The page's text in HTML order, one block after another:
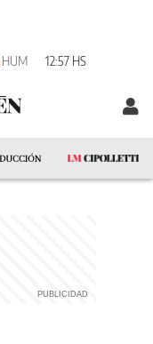
HUM 12:57 HS